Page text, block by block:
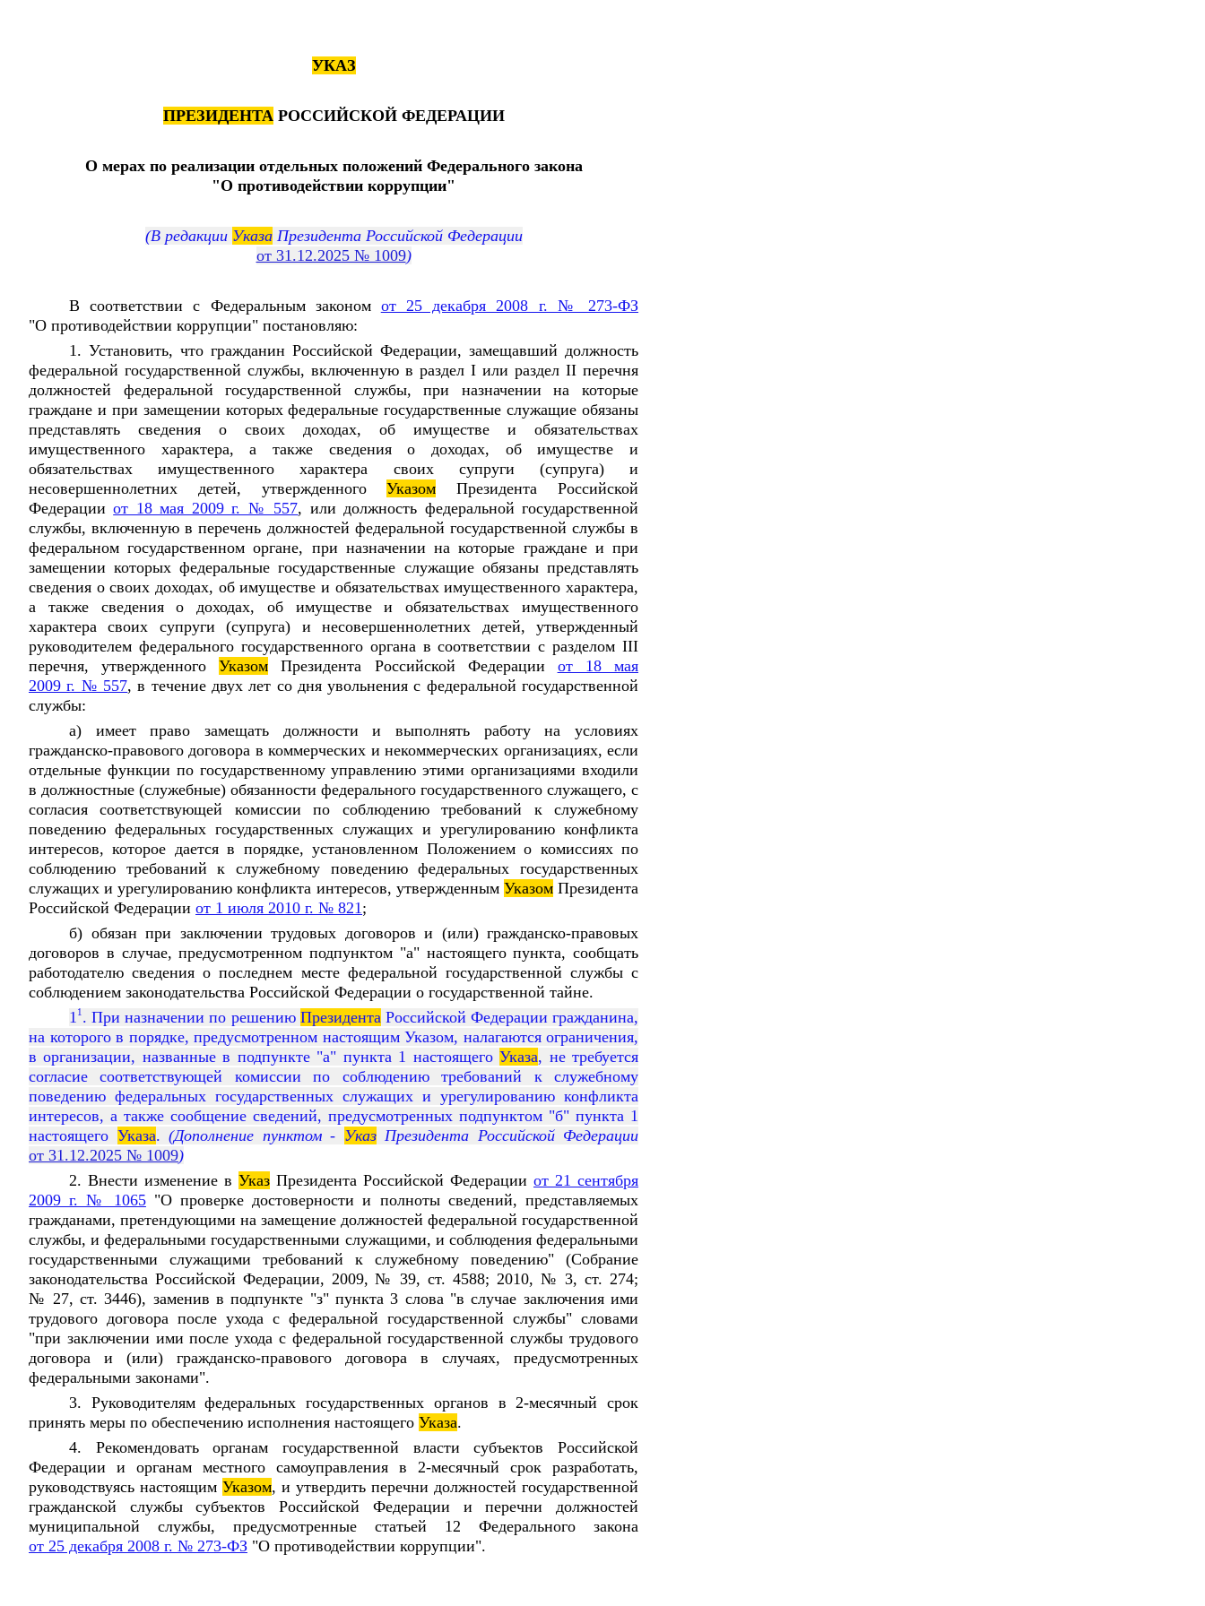
УКАЗ
ПРЕЗИДЕНТАРОССИЙСКОЙ ФЕДЕРАЦИИ
О мерах по реализации отдельных положений Федерального закона
"О противодействии коррупции"
(В редакции УказаПрезидента Российской Федерации
от 31.12.2025 № 1009)
В соответствии с Федеральным законом от 25 декабря 2008 г. № 273-ФЗ
"О противодействии коррупции" постановляю:
1. Установить, что гражданин Российской Федерации, замещавший должность
федеральной государственной службы, включенную в раздел I или раздел II перечня
должностей федеральной государственной службы, при назначении на которые
граждане и при замещении которых федеральные государственные служащие обязаны
представлять сведения о своих доходах, об имуществе и обязательствах
имущественного характера, а также сведения о доходах, об имуществе и
обязательствах имущественного характера своих супруги (супруга) и
несовершеннолетних детей, утвержденногоУказом Президента Российской
Федерацииот 18 мая 2009 г. № 557, или должность федеральной государственной
службы, включенную в перечень должностей федеральной государственной службы в
федеральном государственном органе, при назначении на которые граждане и при
замещении которых федеральные государственные служащие обязаны представлять
сведения о своих доходах, об имуществе и обязательствах имущественного характера,
а также сведения о доходах, об имуществе и обязательствах имущественного
характера своих супруги (супруга) и несовершеннолетних детей, утвержденный
руководителем федерального государственного органа в соответствии с разделом III
перечня, утвержденногоУказом Президента Российской Федерации от 18 мая
2009 г. № 557, в течение двух лет со дня увольнения с федеральной государственной
службы:
а) имеет право замещать должности и выполнять работу на условиях
гражданско-правового договора в коммерческих и некоммерческих организациях, если
отдельные функции по государственному управлению этими организациями входили
в должностные (служебные) обязанности федерального государственного служащего, с
согласия соответствующей комиссии по соблюдению требований к служебному
поведению федеральных государственных служащих и урегулированию конфликта
интересов, которое дается в порядке, установленном Положением о комиссиях по
соблюдению требований к служебному поведению федеральных государственных
служащих и урегулированию конфликта интересов, утвержденным УказомПрезидента
Российской Федерации от 1 июля 2010 г. № 821;
б) обязан при заключении трудовых договоров и (или) гражданско-правовых
договоров в случае, предусмотренном подпунктом "а" настоящего пункта, сообщать
работодателю сведения о последнем месте федеральной государственной службы с
соблюдением законодательства Российской Федерации о государственной тайне.
11 . При назначении по решению ПрезидентаРоссийской Федерации гражданина,
на которого в порядке, предусмотренном настоящим Указом, налагаются ограничения,
в организации, названные в подпункте "а" пункта 1 настоящегоУказа, не требуется
согласие соответствующей комиссии по соблюдению требований к служебному
поведению федеральных государственных служащих и урегулированию конфликта
интересов, а также сообщение сведений, предусмотренных подпунктом "б" пункта 1
настоящего Указа. (Дополнение пунктом - УказПрезидента Российской Федерации
от 31.12.2025 № 1009)
2. Внести изменение в Указ Президента Российской Федерации от 21 сентября
2009 г. № 1065"О проверке достоверности и полноты сведений, представляемых
гражданами, претендующими на замещение должностей федеральной государственной
службы, и федеральными государственными служащими, и соблюдения федеральными
государственными служащими требований к служебному поведению" (Собрание
законодательства Российской Федерации, 2009, № 39, ст. 4588; 2010, № 3, ст. 274;
№ 27, ст. 3446), заменив в подпункте "з" пункта 3 слова "в случае заключения ими
трудового договора после ухода с федеральной государственной службы" словами
"при заключении ими после ухода с федеральной государственной службы трудового
договора и (или) гражданско-правового договора в случаях, предусмотренных
федеральными законами".
3. Руководителям федеральных государственных органов в 2-месячный срок
принять меры по обеспечению исполнения настоящего Указа.
4. Рекомендовать органам государственной власти субъектов Российской
Федерации и органам местного самоуправления в 2-месячный срок разработать,
руководствуясь настоящим Указом, и утвердить перечни должностей государственной
гражданской службы субъектов Российской Федерации и перечни должностей
муниципальной службы, предусмотренные статьей 12 Федерального закона
от 25 декабря 2008 г. № 273-ФЗ "О противодействии коррупции".